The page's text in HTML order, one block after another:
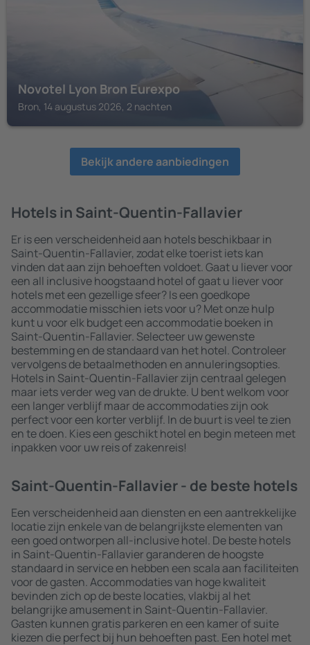
Novotel Lyon Bron Eurexpo
Bron, 14 augustus 2026, 2 nachten
Bekijk andere aanbiedingen
Hotels in Saint-Quentin-Fallavier
Er is een verscheidenheid aan hotels beschikbaar in
Saint-Quentin-Fallavier, zodat elke toerist iets kan
vinden dat aan zijn behoeften voldoet. Gaat u liever voor
een all inclusive hoogstaand hotel of gaat u liever voor
hotels met een gezellige sfeer? Is een goedkope
accommodatie misschien iets voor u? Met onze hulp
kunt u voor elk budget een accommodatie boeken in
Saint-Quentin-Fallavier. Selecteer uw gewenste
bestemming en de standaard van het hotel. Controleer
vervolgens de betaalmethoden en annuleringsopties.
Hotels in Saint-Quentin-Fallavier zijn centraal gelegen
maar iets verder weg van de drukte. U bent welkom voor
een langer verblijf maar de accommodaties zijn ook
perfect voor een korter verblijf. In de buurt is veel te zien
en te doen. Kies een geschikt hotel en begin meteen met
inpakken voor uw reis of zakenreis!
Saint-Quentin-Fallavier - de beste hotels
Een verscheidenheid aan diensten en een aantrekkelijke
locatie zijn enkele van de belangrijkste elementen van
een goed ontworpen all-inclusive hotel. De beste hotels
in Saint-Quentin-Fallavier garanderen de hoogste
standaard in service en hebben een scala aan faciliteiten
voor de gasten. Accommodaties van hoge kwaliteit
bevinden zich op de beste locaties, vlakbij al het
belangrijke amusement in Saint-Quentin-Fallavier.
Gasten kunnen gratis parkeren en een kamer of suite
kiezen die perfect bij hun behoeften past. Een hotel met